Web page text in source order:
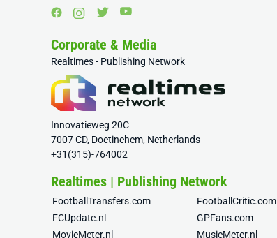
Corporate & Media
Realtimes - Publishing Network
Innovatieweg 20C
7007 CD, Doetinchem, Netherlands
+31(315)-764002
Realtimes | Publishing Network
FootballTransfers.com
FootballCritic.com
FCUpdate.nl
GPFans.com
MovieMeter.nl
MusicMeter.nl